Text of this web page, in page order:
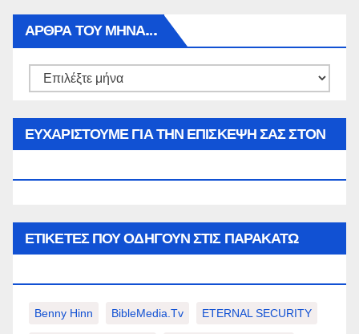
ΑΡΘΡΑ ΤΟΥ ΜΉΝΑ…
Αρθρα
ΕΥΧΑΡΙΣΤΟΥΜΕ ΓΙΑ ΤΗΝ ΕΠΙΣΚΕΨΗ ΣΑΣ ΣΤΟΝ
ΕΤΙΚΈΤΕΣ ΠΟΥ ΟΔΗΓΟΎΝ ΣΤΙΣ ΠΑΡΑΚΆΤΩ
Benny Hinn BibleMedia.tv ETERNAL SECURITY